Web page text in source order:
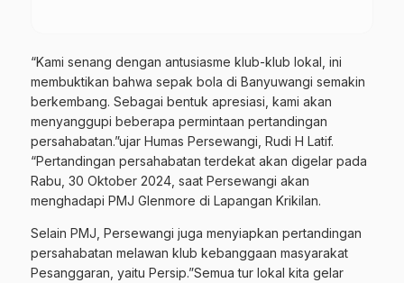
“Kami senang dengan antusiasme klub-klub lokal, ini
membuktikan bahwa sepak bola di Banyuwangi semakin
berkembang. Sebagai bentuk apresiasi, kami akan
menyanggupi beberapa permintaan pertandingan
persahabatan.”ujar Humas Persewangi, Rudi H Latif.
“Pertandingan persahabatan terdekat akan digelar pada
Rabu, 30 Oktober 2024, saat Persewangi akan
menghadapi PMJ Glenmore di Lapangan Krikilan.
Selain PMJ, Persewangi juga menyiapkan pertandingan
persahabatan melawan klub kebanggaan masyarakat
Pesanggaran, yaitu Persip.”Semua tur lokal kita gelar